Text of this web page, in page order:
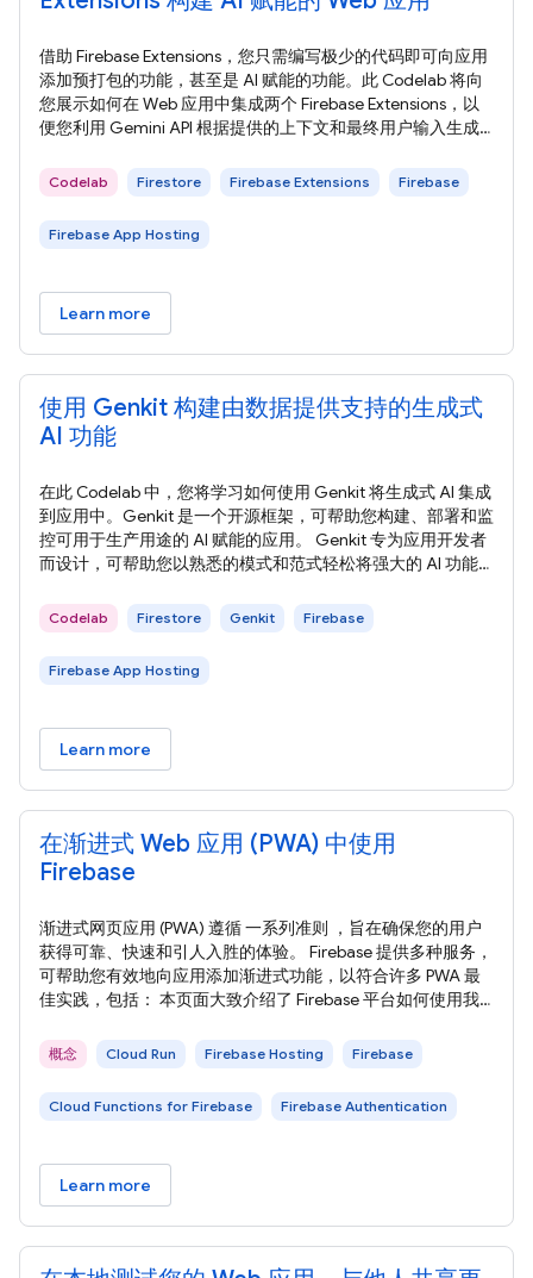
借助 Firebase Extensions，您只需编写极少的代码即可向应用
添加预打包的功能，甚至是 AI 赋能的功能。此 Codelab 将向
您展示如何在 Web 应用中集成两个 Firebase Extensions，以
便您利用 Gemini API 根据提供的上下文和最终用户输入生成
了解如何使用 Firebase Extensions 构建 AI 赋能的 Web 应用，
以提供富有吸引力的用户体验。 在本部分中，您将查看在此
Codelab Firestore Firebase Extensions Firebase
Firebase App Hosting
Learn more
使用 Genkit 构建由数据提供支持的生成式
AI 功能
在此 Codelab 中，您将学习如何使用 Genkit 将生成式 AI 集成
到应用中。Genkit 是一个开源框架，可帮助您构建、部署和监
控可用于生产用途的 AI 赋能的应用。 Genkit 专为应用开发者
而设计，可帮助您以熟悉的模式和范式轻松将强大的 AI 功能
建全球数百万开发者使用的工具方面的经验。 在本部分中，您
将了解在此 Codelab 中构建的 Web 应用，以及您将使用的云
Codelab Firestore Genkit Firebase
Firebase App Hosting
Learn more
在渐进式 Web 应用 (PWA) 中使用
Firebase
渐进式网页应用 (PWA) 遵循 一系列准则 ，旨在确保您的用户
获得可靠、快速和引人入胜的体验。 Firebase 提供多种服务，
可帮助您有效地向应用添加渐进式功能，以符合许多 PWA 最
佳实践，包括： 本页面大致介绍了 Firebase 平台如何使用我
性能 PWA。 请按照我们的 入门指南 向您的 Web 应用添加
Firebase。 从提供网站服务到实现身份验证流程，PWA 提供安
概念 Cloud Run Firebase Hosting Firebase
Cloud Functions for Firebase Firebase Authentication
Learn more